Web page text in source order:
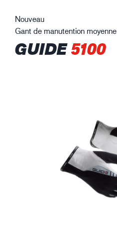
Nouveau
Gant de manutention moyenne
GUIDE5100